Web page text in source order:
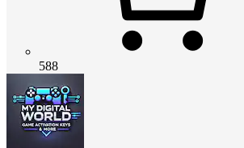
588